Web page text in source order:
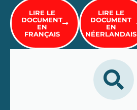
LIRE LE
DOCUMENT
EN
FRANÇAIS
LIRE LE
DOCUMENT
EN
NÉERLANDAIS